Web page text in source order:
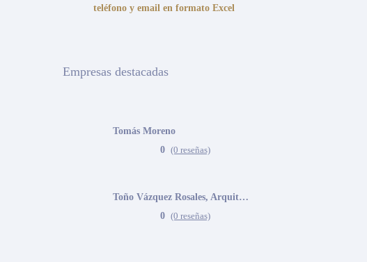
teléfono y email en formato Excel
Empresas destacadas
Tomás Moreno
0 (0 reseñas)
Toño Vázquez Rosales, Arquitecto
0 (0 reseñas)